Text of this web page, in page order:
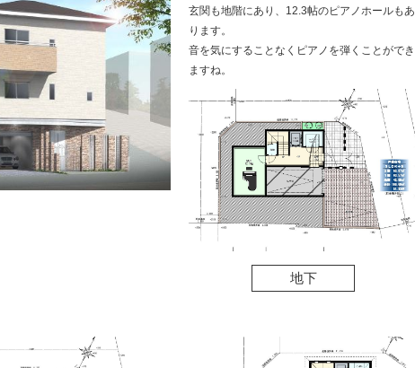
玄関も地階にあり、12.3帖のピアノホールもあ
ります。
音を気にすることなくピアノを弾くことができ
ますね。
地下